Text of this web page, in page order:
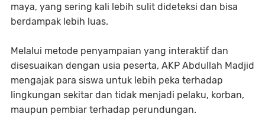
maya, yang sering kali lebih sulit dideteksi dan bisa
berdampak lebih luas.
Melalui metode penyampaian yang interaktif dan
disesuaikan dengan usia peserta, AKP Abdullah Madjid
mengajak para siswa untuk lebih peka terhadap
lingkungan sekitar dan tidak menjadi pelaku, korban,
maupun pembiar terhadap perundungan.